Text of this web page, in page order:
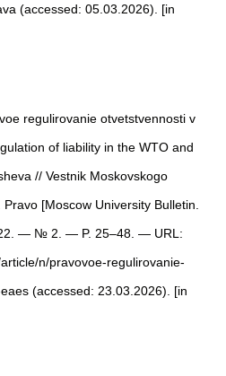
(accessed: 05.03.2026). [in
regulirovanie otvetstvennosti v
of liability in the WTO and
// Vestnik Moskovskogo
[Moscow University Bulletin.
— № 2. — P. 25–48. — URL:
n/pravovoe-regulirovanie-
(accessed: 23.03.2026). [in